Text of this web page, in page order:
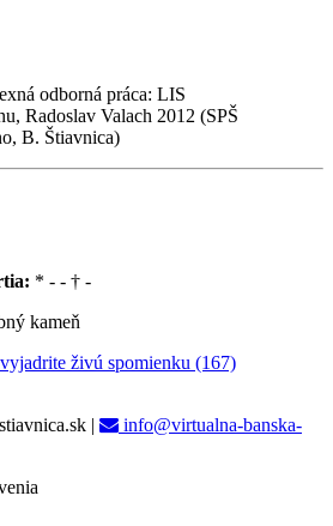
odborná práca: LIS
Radoslav Valach 2012 (SPŠ
B. Štiavnica)
* - - † -
kameň
živú spomienku (167)
|
info@virtualna-banska-